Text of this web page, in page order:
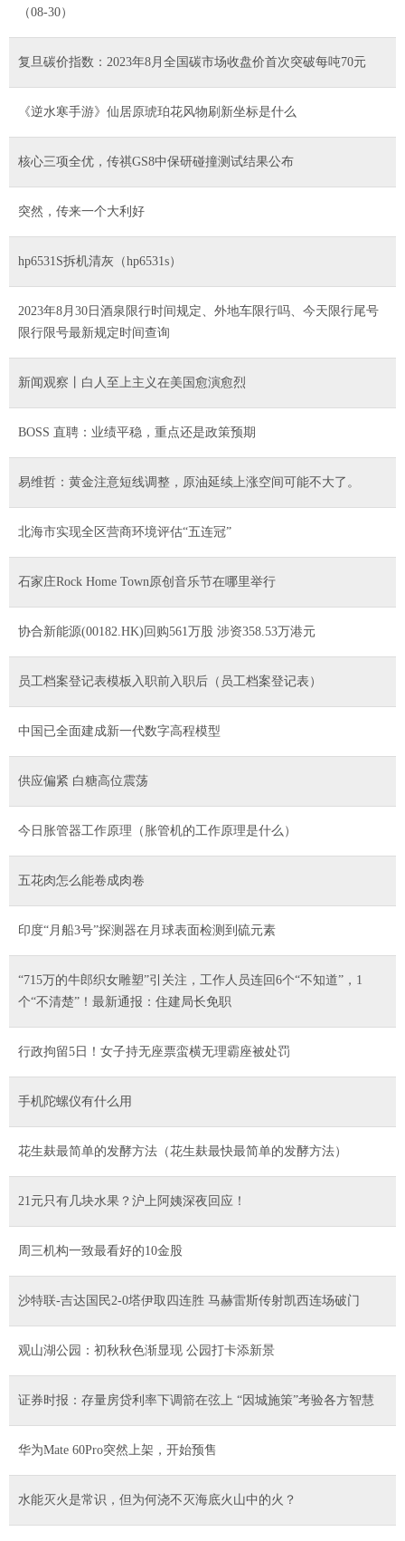
（08-30）
复旦碳价指数：2023年8月全国碳市场收盘价首次突破每吨70元
《逆水寒手游》仙居原琥珀花风物刷新坐标是什么
核心三项全优，传祺GS8中保研碰撞测试结果公布
突然，传来一个大利好
hp6531S拆机清灰（hp6531s）
2023年8月30日酒泉限行时间规定、外地车限行吗、今天限行尾号
限行限号最新规定时间查询
新闻观察丨白人至上主义在美国愈演愈烈
BOSS 直聘：业绩平稳，重点还是政策预期
易维哲：黄金注意短线调整，原油延续上涨空间可能不大了。
北海市实现全区营商环境评估“五连冠”
石家庄Rock Home Town原创音乐节在哪里举行
协合新能源(00182.HK)回购561万股 涉资358.53万港元
员工档案登记表模板入职前入职后（员工档案登记表）
中国已全面建成新一代数字高程模型
供应偏紧 白糖高位震荡
今日胀管器工作原理（胀管机的工作原理是什么）
五花肉怎么能卷成肉卷
印度“月船3号”探测器在月球表面检测到硫元素
“715万的牛郎织女雕塑”引关注，工作人员连回6个“不知道”，1
个“不清楚”！最新通报：住建局长免职
行政拘留5日！女子持无座票蛮横无理霸座被处罚
手机陀螺仪有什么用
花生麸最简单的发酵方法（花生麸最快最简单的发酵方法）
21元只有几块水果？沪上阿姨深夜回应！
周三机构一致最看好的10金股
沙特联-吉达国民2-0塔伊取四连胜 马赫雷斯传射凯西连场破门
观山湖公园：初秋秋色渐显现 公园打卡添新景
证券时报：存量房贷利率下调箭在弦上 “因城施策”考验各方智慧
华为Mate 60Pro突然上架，开始预售
水能灭火是常识，但为何浇不灭海底火山中的火？